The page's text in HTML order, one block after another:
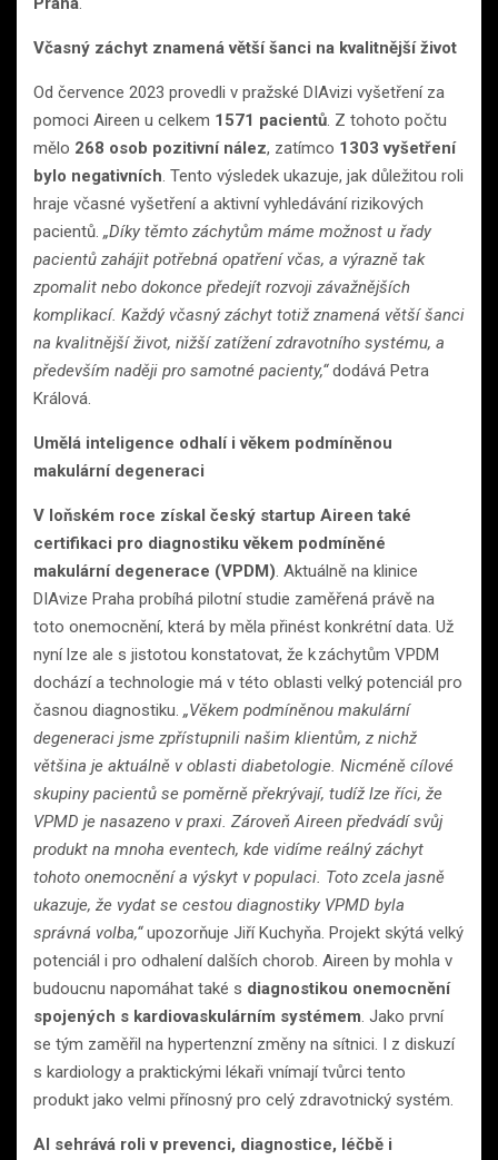
Včasný záchyt znamená větší šanci na kvalitnější život
Od července 2023 provedli v pražské DIAvizi vyšetření za
pomoci Aireen u celkem 1571 pacientů . Z tohoto počtu
mělo 268 osob pozitivní nález, zatímco 1303 vyšetření
bylo negativních . Tento výsledek ukazuje, jak důležitou roli
hraje včasné vyšetření a aktivní vyhledávání rizikových
pacientů. „Díky těmto záchytům máme možnost u řady
pacientů zahájit potřebná opatření včas, a výrazně tak
zpomalit nebo dokonce předejít rozvoji závažnějších
komplikací. Každý včasný záchyt totiž znamená větší šanci
na kvalitnější život, nižší zatížení zdravotního systému, a
především naději pro samotné pacienty,“dodává Petra
Králová.
Umělá inteligence odhalí i věkem podmíněnou
makulární degeneraci
V loňském roce získal český startup Aireen také
certifikaci pro diagnostiku věkem podmíněné
makulární degenerace (VPDM) . Aktuálně na klinice
DIAvize Praha probíhá pilotní studie zaměřená právě na
toto onemocnění, která by měla přinést konkrétní data. Už
nyní lze ale s jistotou konstatovat, že k záchytům VPDM
dochází a technologie má v této oblasti velký potenciál pro
časnou diagnostiku. „Věkem podmíněnou makulární
degeneraci jsme zpřístupnili našim klientům, z nichž
většina je aktuálně v oblasti diabetologie. Nicméně cílové
skupiny pacientů se poměrně překrývají, tudíž lze říci, že
VPMD je nasazeno v praxi. Zároveň Aireen předvádí svůj
produkt na mnoha eventech, kde vidíme reálný záchyt
tohoto onemocnění a výskyt v populaci. Toto zcela jasně
ukazuje, že vydat se cestou diagnostiky VPMD byla
správná volba,“upozorňuje Jiří Kuchyňa. Projekt skýtá velký
potenciál i pro odhalení dalších chorob. Aireen by mohla v
budoucnu napomáhat také s diagnostikou onemocnění
spojených s kardiovaskulárním systémem . Jako první
se tým zaměřil na hypertenzní změny na sítnici. I z diskuzí
s kardiology a praktickými lékaři vnímají tvůrci tento
produkt jako velmi přínosný pro celý zdravotnický systém.
AI sehrává roli v prevenci, diagnostice, léčbě i